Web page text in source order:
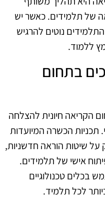
של תלמידים. כאשר יש
נוטים להרגיש
ללמוד.
בתחום
הקריאה חיונית להצלחה
תכניות הכשרה המיועדות
על שיטות הוראה חדשניות,
אישי של תלמידים.
בכלים טכנולוגיים
לכל תלמיד.